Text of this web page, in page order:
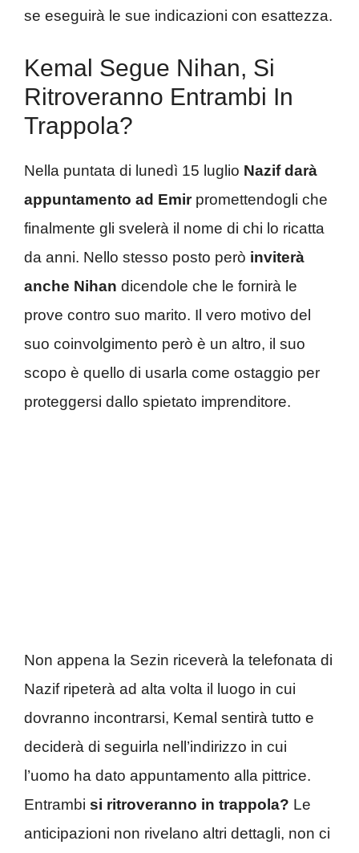
se eseguirà le sue indicazioni con esattezza.
Kemal Segue Nihan, Si
Ritroveranno Entrambi In
Trappola?
Nella puntata di lunedì 15 luglio Nazif darà
appuntamento ad Emirpromettendogli che
finalmente gli svelerà il nome di chi lo ricatta
da anni. Nello stesso posto però inviterà
anche Nihan dicendole che le fornirà le
prove contro suo marito. Il vero motivo del
suo coinvolgimento però è un altro, il suo
scopo è quello di usarla come ostaggio per
proteggersi dallo spietato imprenditore.
Non appena la Sezin riceverà la telefonata di
Nazif ripeterà ad alta volta il luogo in cui
dovranno incontrarsi, Kemal sentirà tutto e
deciderà di seguirla nell’indirizzo in cui
l’uomo ha dato appuntamento alla pittrice.
Entrambi si ritroveranno in trappola? Le
anticipazioni non rivelano altri dettagli, non ci